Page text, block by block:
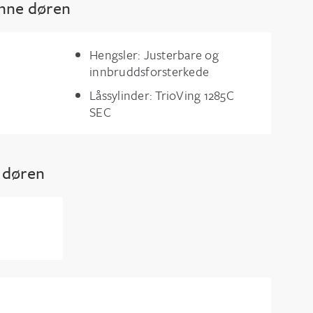
døren
Hengsler: Justerbare og
innbruddsforsterkede
Låssylinder: TrioVing 1285C
SEC